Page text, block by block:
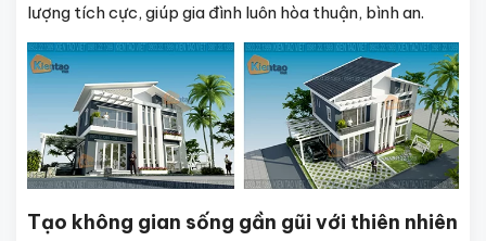
lượng tích cực, giúp gia đình luôn hòa thuận, bình an.
Tạo không gian sống gần gũi với thiên nhiên